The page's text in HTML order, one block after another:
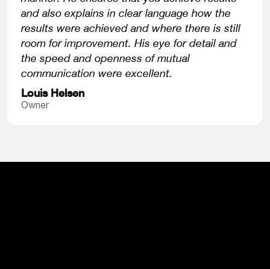
and also explains in clear language how the
results were achieved and where there is still
room for improvement. His eye for detail and
the speed and openness of mutual
communication were excellent.
Louis Helsen
Owner